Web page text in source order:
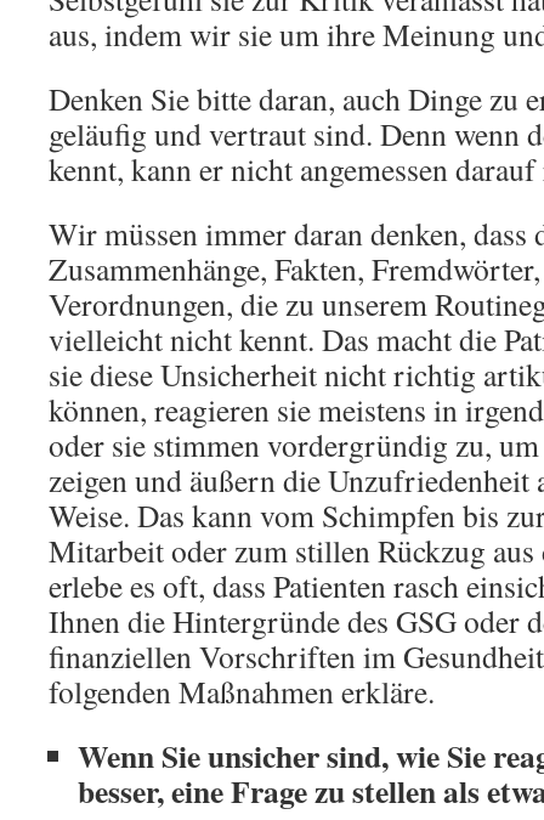
aus, indem wir sie um ihre Meinung
Denken Sie bitte daran, auch Dinge zu
geläufig und vertraut sind. Denn wenn
kennt, kann er nicht angemessen
Wir müssen immer daran denken, dass
Zusammenhänge, Fakten,
Verordnungen, die zu unserem
vielleicht nicht kennt. Das macht die
sie diese Unsicherheit nicht richtig
können, reagieren sie meistens in
oder sie stimmen vordergründig zu,
zeigen und äußern die Unzufriedenheit
Weise. Das kann vom Schimpfen bis
Mitarbeit oder zum stillen Rückzug
erlebe es oft, dass Patienten rasch
Ihnen die Hintergründe des GSG oder
finanziellen Vorschriften im
folgenden Maßnahmen erkläre.
Wenn Sie unsicher sind, wie Sie
besser, eine Frage zu stellen als